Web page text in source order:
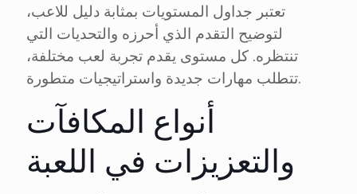
تعتبر جداول المستويات بمثابة دليل للاعب،
لتوضيح التقدم الذي أحرزه والتحديات التي
تنتظره. كل مستوى يقدم تجربة لعب مختلفة،
تتطلب مهارات جديدة واستراتيجيات متطورة.
أنواع المكافآت
والتعزيزات في اللعبة